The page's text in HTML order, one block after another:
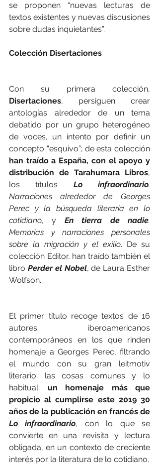
se proponen “nuevas lecturas de
textos existentes y nuevas discusiones
sobre dudas inquietantes”.
Colección Disertaciones
Disertaciones, persiguen crear
antologías alrededor de un tema
debatido por un grupo heterogéneo
de voces, un intento por definir un
han traído a España, con el apoyo y
distribución de Tarahumara Libros,
los títulos Lo infraordinario.
Narraciones alrededor de Georges
Perec y la búsqueda literaria en lo
cotidiano, y En tierra de nadie.
Memorias y narraciones personales
sobre la migración y el exilio. De su
colección Editor, han traído también el
libro Perder el Nobel, de Laura Esther
Wolfson.
El primer título recoge textos de 16
autores iberoamericanos
contemporáneos en los que rinden
homenaje a Georges Perec, filtrando
el mundo con su gran leitmotiv
literario: las cosas comunes y lo
habitual; un homenaje más que
propicio al cumplirse este 2019 30
Lo infraordinario, con lo que se
convierte en una revisita y lectura
obligada, en un contexto de creciente
interés por la literatura de lo cotidiano.